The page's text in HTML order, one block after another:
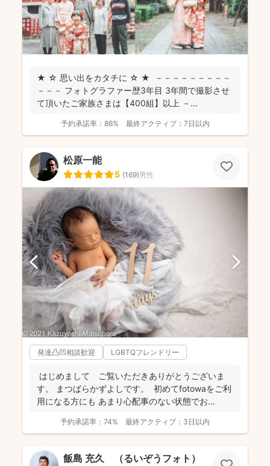
★ ☆ 思い出をカタチに ☆ ★ －－－－－－－－－
－－－ フォトグラファー歴3年目 3年間で撮影させ
て頂いたご家族さまは【400組】以上 －...
予約承諾率： 86% 最終アクティブ： 7日以内
松原一能
5 (169)男性
発達凸凹相談歓迎 LGBTQフレンドリー
はじめまして ご覧いただきありがとうございま
す。 まつばらかずよしです。 初めてfotowaをご利
用になる方にも あまり心配事のない状態でお...
予約承諾率： 74% 最終アクティブ： 3日以内
飯島 充久 （るいぞうフォト）